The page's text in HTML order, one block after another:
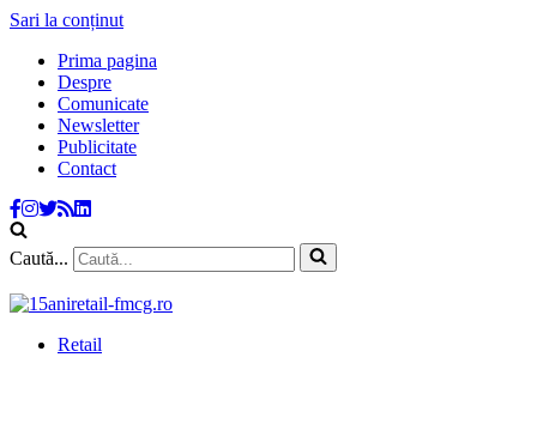
Sari la conținut
Prima pagina
Despre
Comunicate
Newsletter
Publicitate
Contact
Caută...
Retail